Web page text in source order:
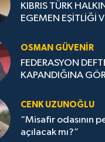
KIBRIS TÜRK
EGEMEN EŞİTLİĞİ
TEYİT EDİLMELİ
OSMAN GÜVENİR
FEDERASYON
KAPANDIĞINA
CENK UZUNOĞLU
“Misafir odasının
açılacak mı?”